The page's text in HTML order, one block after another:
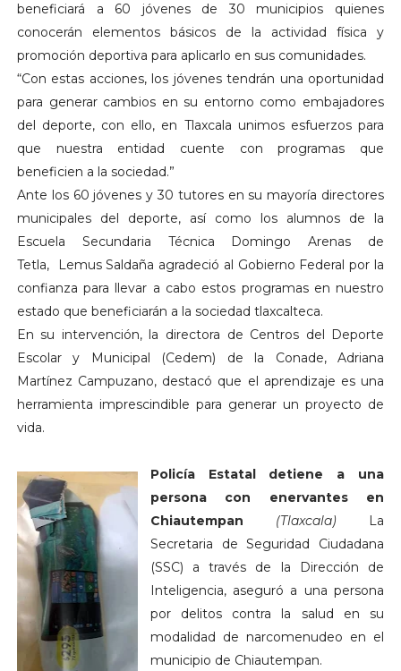
beneficiará a 60 jóvenes de 30 municipios quienes
conocerán elementos básicos de la actividad física y
promoción deportiva para aplicarlo en sus comunidades.
“Con estas acciones, los jóvenes tendrán una oportunidad
para generar cambios en su entorno como embajadores
del deporte, con ello, en Tlaxcala unimos esfuerzos para
que nuestra entidad cuente con programas que
beneficien a la sociedad.”
Ante los 60 jóvenes y 30 tutores en su mayoría directores
municipales del deporte, así como los alumnos de la
Escuela Secundaria Técnica Domingo Arenas de
Tetla, Lemus Saldaña agradeció al Gobierno Federal por la
confianza para llevar a cabo estos programas en nuestro
estado que beneficiarán a la sociedad tlaxcalteca.
En su intervención, la directora de Centros del Deporte
Escolar y Municipal (Cedem) de la Conade, Adriana
Martínez Campuzano, destacó que el aprendizaje es una
herramienta imprescindible para generar un proyecto de
vida.
Policía Estatal detiene a una
persona con enervantes en
Chiautempan (Tlaxcala)
La
Secretaria de Seguridad Ciudadana
(SSC) a través de la Dirección de
Inteligencia, aseguró a una persona
por delitos contra la salud en su
modalidad de narcomenudeo en el
municipio de Chiautempan.